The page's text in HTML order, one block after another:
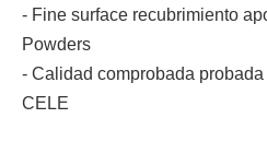
- Fine surface recubrimiento
Powders
- Calidad comprobada
CELE